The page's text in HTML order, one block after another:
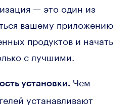
— это один из
вашему приложению
продуктов и начать
с лучшими.
установки. Чем
устанавливают